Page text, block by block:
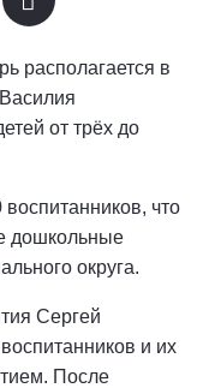
располагается в
от трёх до
что
дошкольные
округа.
Сергей
и их
После